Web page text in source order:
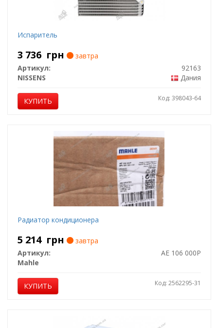
Испаритель
3 736 грн
завтра
Артикул:
92163
NISSENS
Дания
КУПИТЬ Код: 398043-64
Радиатор кондиционера
5 214 грн
завтра
Артикул:
AE 106 000P
Mahle
КУПИТЬ Код: 2562295-31